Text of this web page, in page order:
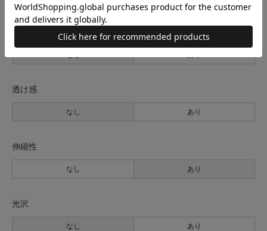
透け感
なし あり
伸縮性
なし あり
光沢
なし あり